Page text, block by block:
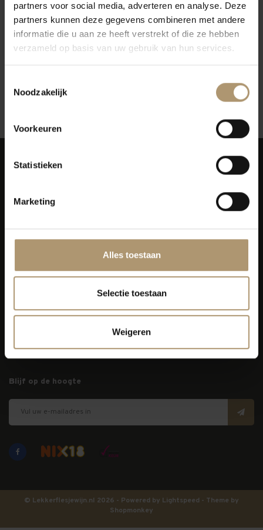
partners voor social media, adverteren en analyse. Deze
partners kunnen deze gegevens combineren met andere
informatie die u aan ze heeft verstrekt of die ze hebben
verzameld op basis van uw gebruik van hun services.
Noodzakelijk
Voorkeuren
Statistieken
Marketing
Alles toestaan
Selectie toestaan
Weigeren
Salentein Barrel Selection
Cabernet Sauvignon
€15,95
2431 AE Noorden
Lekkerflesjewijn
Blijf op de hoogte
© Lekkerflesjewijn.nl 2026 - Powered by Lightspeed - Theme by
Shopmonkey